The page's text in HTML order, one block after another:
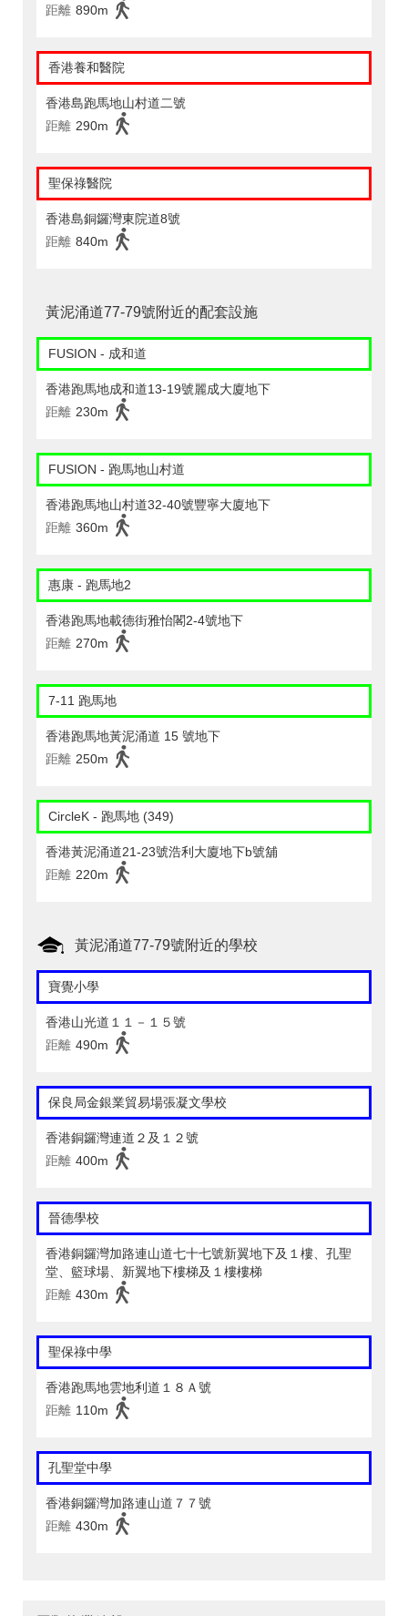
距離 890m
香港養和醫院
香港島跑馬地山村道二號
距離 290m
聖保祿醫院
香港島銅鑼灣東院道8號
距離 840m
黃泥涌道77-79號附近的配套設施
FUSION - 成和道
香港跑馬地成和道13-19號麗成大廈地下
距離 230m
FUSION - 跑馬地山村道
香港跑馬地山村道32-40號豐寧大廈地下
距離 360m
惠康 - 跑馬地2
香港跑馬地載德街雅怡閣2-4號地下
距離 270m
7-11 跑馬地
香港跑馬地黃泥涌道 15 號地下
距離 250m
CircleK - 跑馬地 (349)
香港黃泥涌道21-23號浩利大廈地下b號舖
距離 220m
黃泥涌道77-79號附近的學校
寶覺小學
香港山光道１１－１５號
距離 490m
保良局金銀業貿易場張凝文學校
香港銅鑼灣連道２及１２號
距離 400m
晉德學校
香港銅鑼灣加路連山道七十七號新翼地下及１樓、孔聖
堂、籃球場、新翼地下樓梯及１樓樓梯
距離 430m
聖保祿中學
香港跑馬地雲地利道１８Ａ號
距離 110m
孔聖堂中學
香港銅鑼灣加路連山道７７號
距離 430m